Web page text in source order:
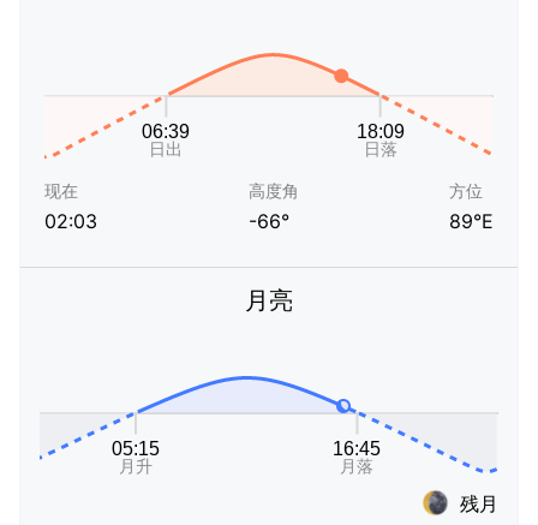
现在
02:03
高度角
-66°
方位
89°E
月亮
残月